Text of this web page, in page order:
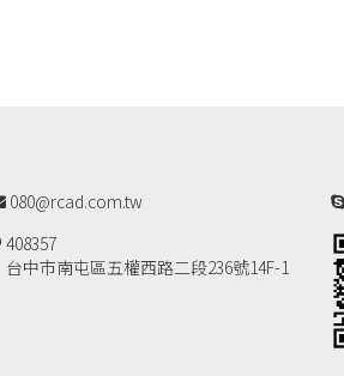
080@rcad.com.tw
408357
台中市南屯區五權西路二段236號14F-1